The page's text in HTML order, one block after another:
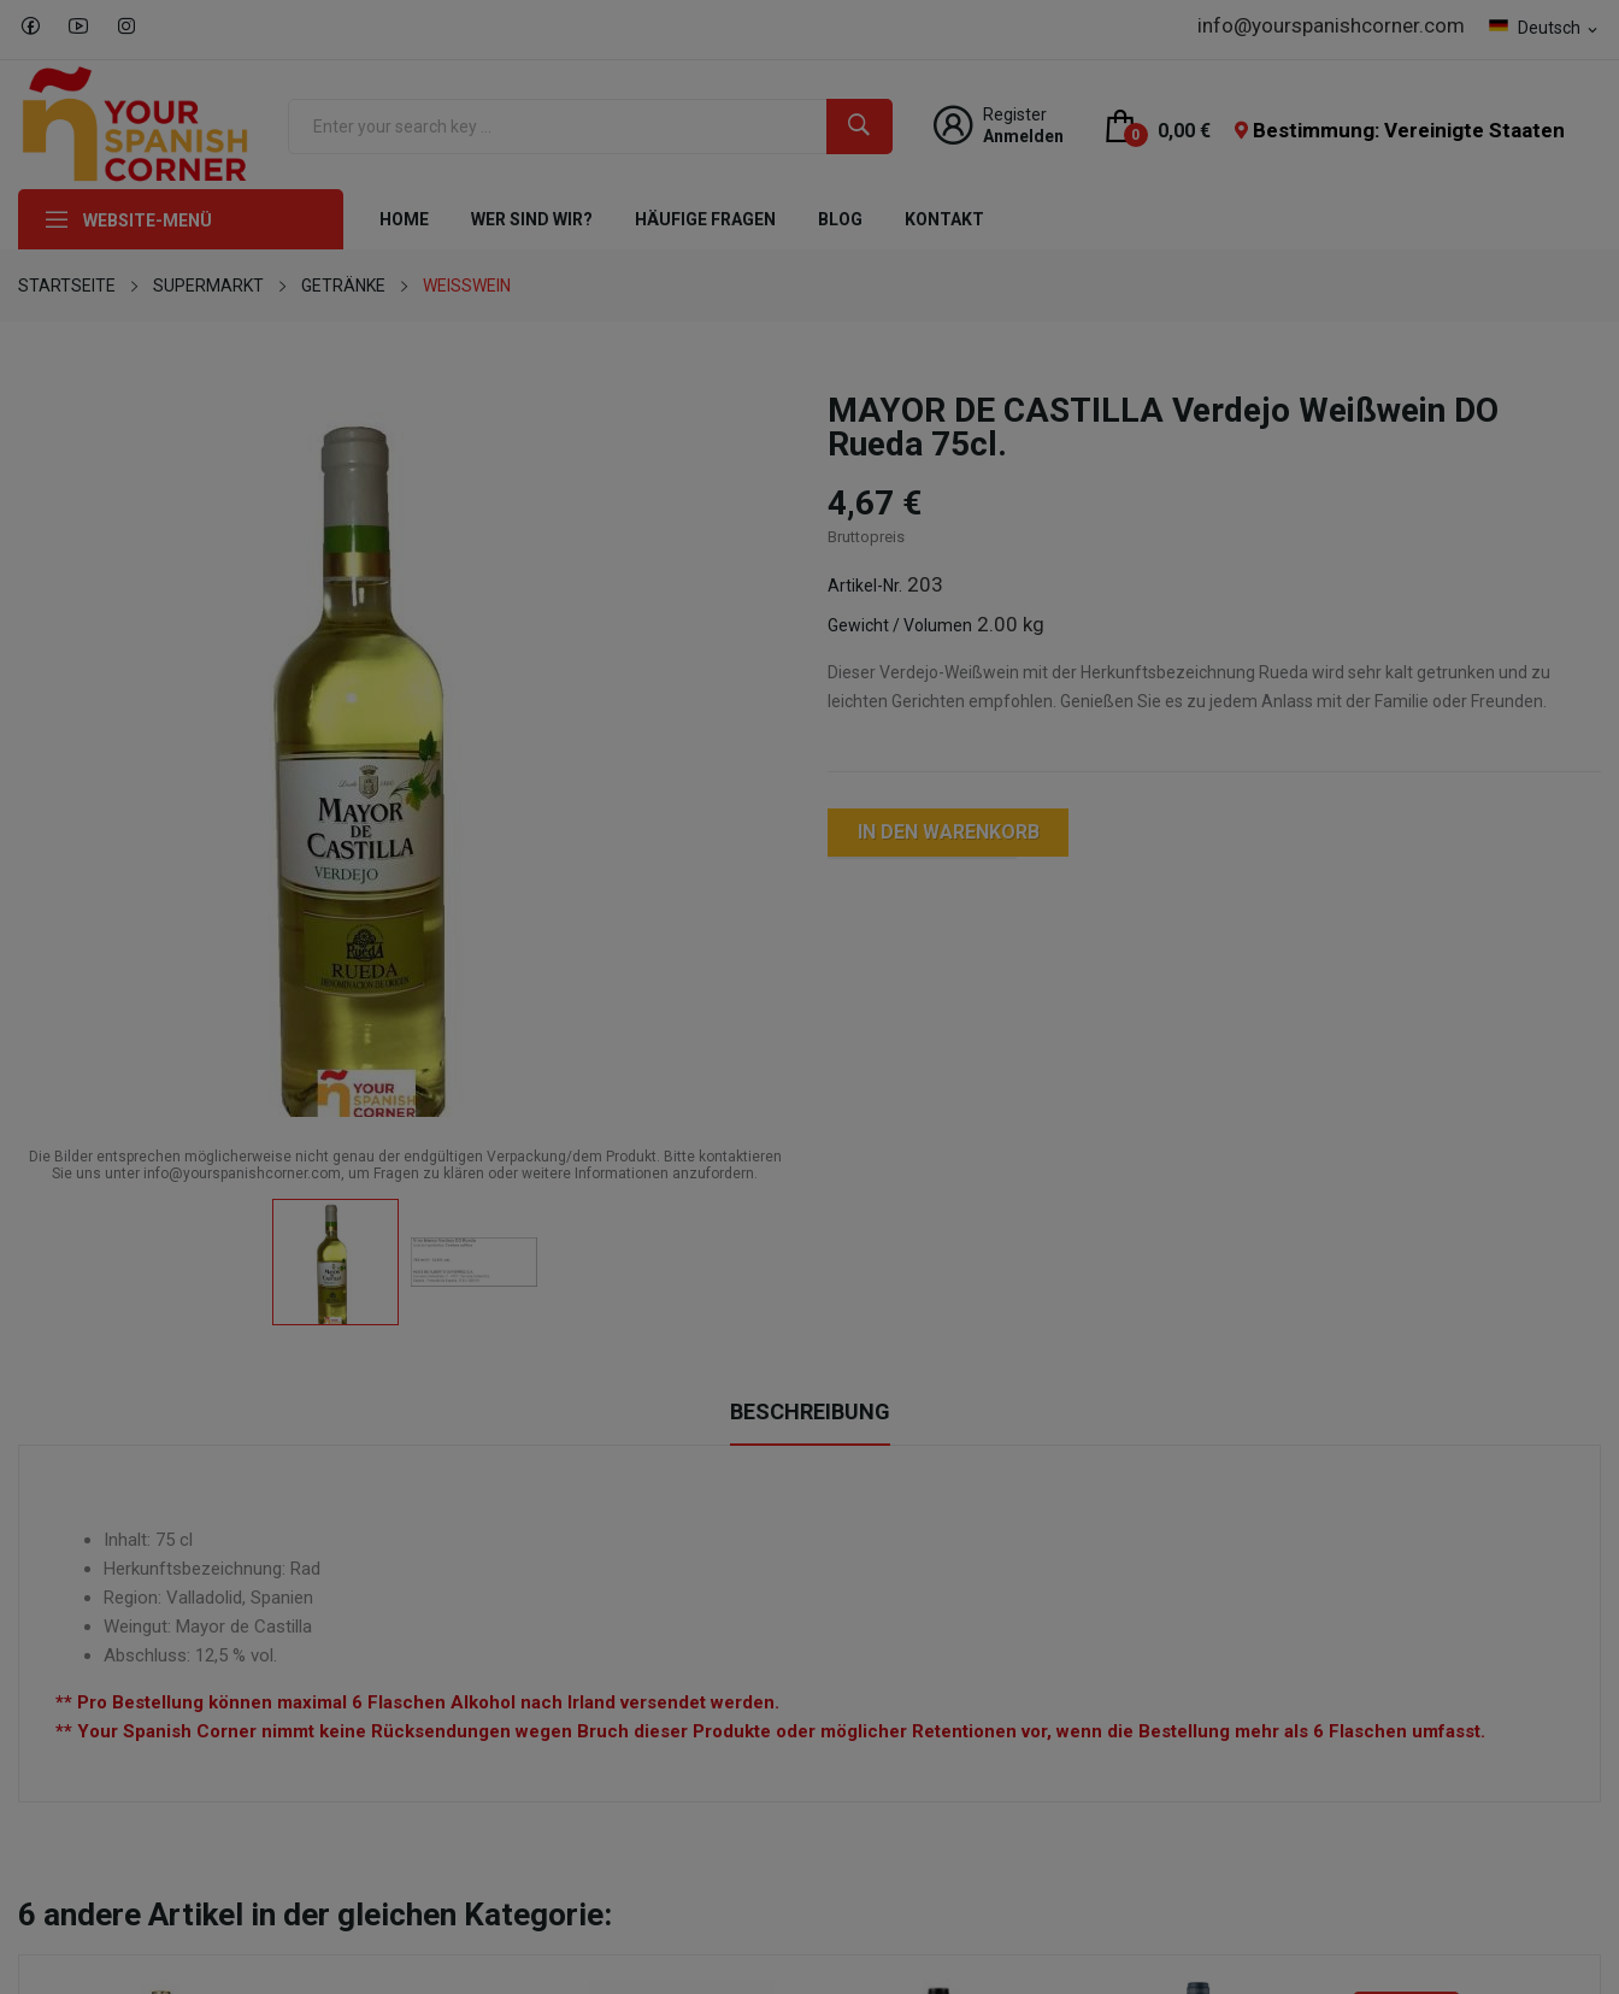
Deutsch expand_more
info@yourspanishcorner.com
Register
Anmelden
0 0,00 € Bestimmung: Vereinigte Staaten
WEBSITE-MENÜ HOME WER SIND WIR? HÄUFIGE FRAGEN BLOG KONTAKT
STARTSEITE SUPERMARKT GETRÄNKE WEISSWEIN
Die Bilder entsprechen möglicherweise nicht genau der endgültigen Verpackung/dem Produkt. Bitte kontaktieren
Sie uns unter info@yourspanishcorner.com, um Fragen zu klären oder weitere Informationen anzufordern.
MAYOR DE CASTILLA Verdejo Weißwein DO
Rueda 75cl.
4,67 €
Bruttopreis
Artikel-Nr. 203
Gewicht / Volumen 2.00 kg
Dieser Verdejo-Weißwein mit der Herkunftsbezeichnung Rueda wird sehr kalt getrunken und zu
leichten Gerichten empfohlen. Genießen Sie es zu jedem Anlass mit der Familie oder Freunden.
IN DEN WARENKORB
BESCHREIBUNG
Inhalt: 75 cl
Herkunftsbezeichnung: Rad
Region: Valladolid, Spanien
Weingut: Mayor de Castilla
Abschluss: 12,5 % vol.
** Pro Bestellung können maximal 6 Flaschen Alkohol nach Irland versendet werden.
** Your Spanish Corner nimmt keine Rücksendungen wegen Bruch dieser Produkte oder möglicher Retentionen vor, wenn die Bestellung mehr als 6 Flaschen umfasst.
6 andere Artikel in der gleichen Kategorie: